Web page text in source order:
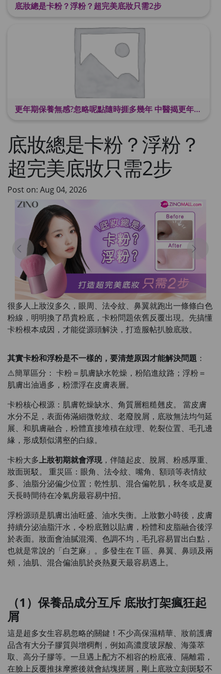
底妝總是卡粉？浮粉？超完美底妝只需2步
更年期保養無感?忽略呢點隨時捱多幾年 中醫揭更年保養關鍵 輕鬆舒適渡過更年期
底妝總是卡粉？浮粉？
超完美底妝只需2步
Post on: Aug 04, 2026
很多人上妝沒多久，眼周、法令紋、鼻翼就跑出一條條白色
粉線，明明換了昂貴粉底，卡粉問題依舊反覆出現。先搞懂
卡粉根本成因，才能從源頭解決，打造服帖扒臉底妝。
其實卡粉和浮粉是不一樣的，要清楚原因才能解決問題 ：
⚠️簡單區分： 卡粉＝肌膚缺水乾燥，粉陷進紋路；浮粉＝
肌膚出油過多，粉漂浮在皮膚表層。
卡粉核心根源：肌膚乾燥缺水、角質層粗糙翹皮。 當皮膚
水分不足，表面佈滿細微乾紋、老廢脫屑，底妝無法均勻延
展、和肌膚融合，粉體直接堆積在紋理、乾裂位置、毛孔邊
緣，形成類似溝壑的白線。
卡粉大多上妝初期就會浮現，伴隨起皮、脫屑、粉感厚重、
妝面斑駁。 重災區：眼角、法令紋、嘴角、額頭等表情紋
多、油脂分泌偏少位置；乾性肌、混合偏乾肌，秋冬或是夏
天長時間待在冷氣房最容易中招。
浮粉源頭是肌膚出油旺盛、油水失衡。上妝數小時後，皮膚
持續分泌油脂汗水，令粉底難以貼膚，粉體和皮脂融合後浮
於表面。妝面會油膩混濁、色調不均，毛孔容易冒出白點，
也就是常說的「白芝麻」。多發生在 T 區、鼻翼、鼻頭及兩
頰，油肌、混合偏油肌於炎熱夏天最容易遇上。
（1）保養品成分互斥 底妝打架瘋狂起
屑
這是超多女生容易忽略的關鍵！不少高保濕精華、妝前護膚
品含有大分子膠質與增稠劑，例如高濃度玻尿酸、海藻萃
取、高分子膠等。一旦遇上配方不相容的粉底液、隔離霜，
在臉上反覆推抹摩擦後就會結塊搓屑，剛上底妝立刻斑駁不